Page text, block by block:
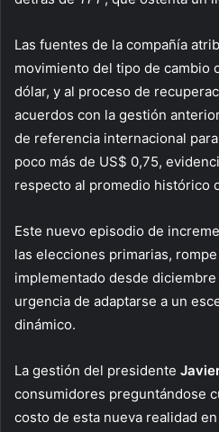
Las fuentes de la compañía
movimiento del tipo de cambio
dólar, y al proceso de
acuerdos con la gestión
de referencia internacional
poco más de US$ 0,75,
respecto al promedio histórico
Este nuevo episodio de
las elecciones primarias,
implementado desde
urgencia de adaptarse a un
dinámico.
La gestión del presidente
consumidores preguntándose
costo de esta nueva realidad